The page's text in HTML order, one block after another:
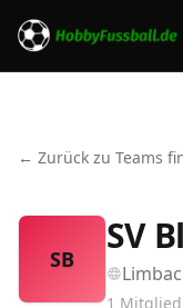
← Zurück zu Teams
SB
SV
1 Mitglied